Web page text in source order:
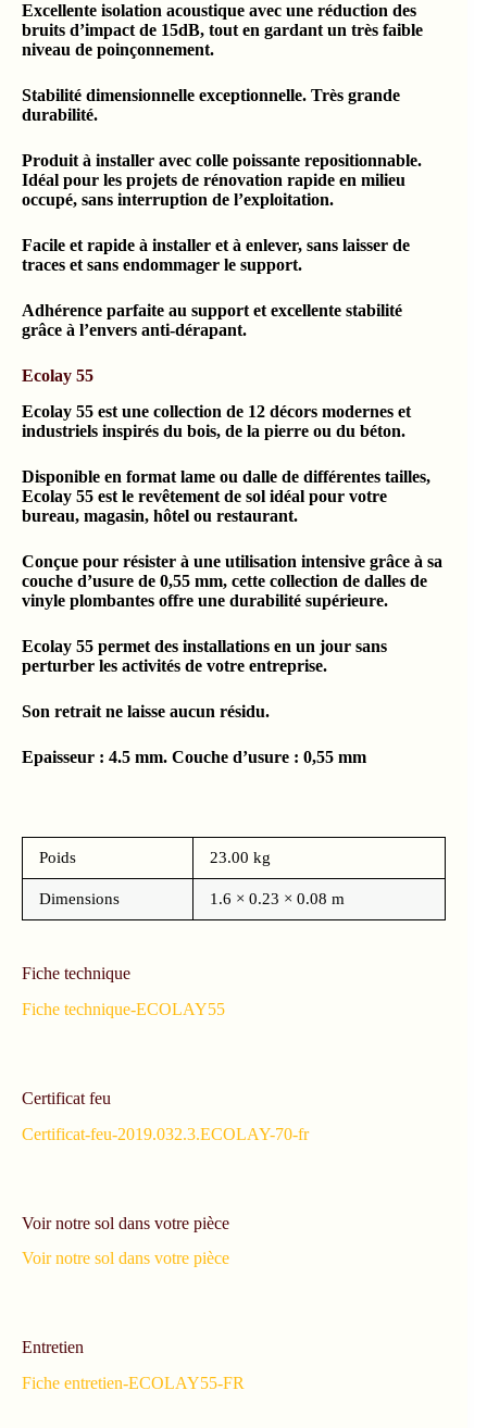
Excellente isolation acoustique avec une réduction des
bruits d’impact de 15dB, tout en gardant un très faible
niveau de poinçonnement.
Stabilité dimensionnelle exceptionnelle. Très grande
durabilité.
Produit à installer avec colle poissante repositionnable.
Idéal pour les projets de rénovation rapide en milieu
occupé, sans interruption de l’exploitation.
Facile et rapide à installer et à enlever, sans laisser de
traces et sans endommager le support.
Adhérence parfaite au support et excellente stabilité
grâce à l’envers anti-dérapant.
Ecolay 55
Ecolay 55 est une collection de 12 décors modernes et
industriels inspirés du bois, de la pierre ou du béton.
Disponible en format lame ou dalle de différentes tailles,
Ecolay 55 est le revêtement de sol idéal pour votre
bureau, magasin, hôtel ou restaurant.
Conçue pour résister à une utilisation intensive grâce à sa
couche d’usure de 0,55 mm, cette collection de dalles de
vinyle plombantes offre une durabilité supérieure.
Ecolay 55 permet des installations en un jour sans
perturber les activités de votre entreprise.
Son retrait ne laisse aucun résidu.
Epaisseur : 4.5 mm. Couche d’usure : 0,55 mm
Poids 23.00 kg
Dimensions 1.6 × 0.23 × 0.08 m
Fiche technique
Fiche technique-ECOLAY55
Certificat feu
Certificat-feu-2019.032.3.ECOLAY-70-fr
Voir notre sol dans votre pièce
Voir notre sol dans votre pièce
Entretien
Fiche entretien-ECOLAY55-FR